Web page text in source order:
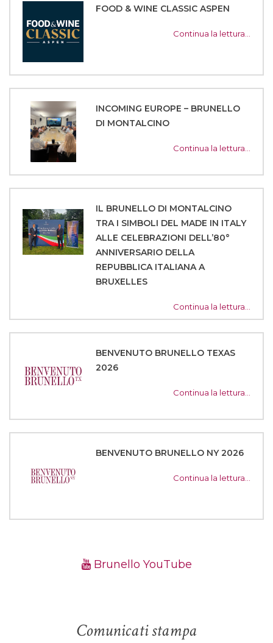
FOOD & WINE CLASSIC ASPEN
Continua la lettura…
INCOMING EUROPE – BRUNELLO
DI MONTALCINO
Continua la lettura…
IL BRUNELLO DI MONTALCINO
TRA I SIMBOLI DEL MADE IN ITALY
ALLE CELEBRAZIONI DELL’80°
ANNIVERSARIO DELLA
REPUBBLICA ITALIANA A
BRUXELLES
Continua la lettura…
BENVENUTO BRUNELLO TEXAS
2026
Continua la lettura…
BENVENUTO BRUNELLO NY 2026
Continua la lettura…
Brunello YouTube
Comunicati stampa